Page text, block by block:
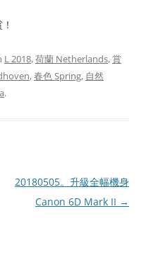
L 2018,荷蘭 Netherlands,賞
,春色 Spring, 自然
.
20180505。升級全幅機身
Canon 6D Mark II →